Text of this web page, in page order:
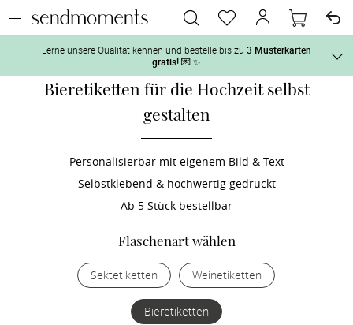
Lerne unsere Qualität kennen und bestelle bis zu 3 Musterkarten
gratis!💌 ✨
Und so geht‘s:
2. Aktiviere „kostenlose Musterkarte“ auf der jeweiligen
Produktseite und lasse Dir die Karten kostenlos per Post zusenden.
Bieretiketten für die Hochzeit selbst
gestalten
Personalisierbar mit eigenem Bild & Text
Selbstklebend & hochwertig gedruckt
Ab 5 Stück bestellbar
Flaschenart wählen
Sektetiketten Weinetiketten
Bieretiketten